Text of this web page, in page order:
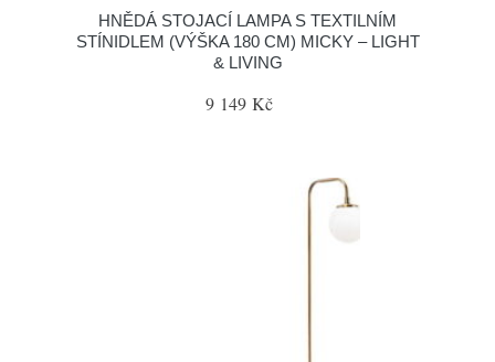
HNĚDÁ STOJACÍ LAMPA S TEXTILNÍM
STÍNIDLEM (VÝŠKA 180 CM) MICKY – LIGHT
& LIVING
9 149 Kč